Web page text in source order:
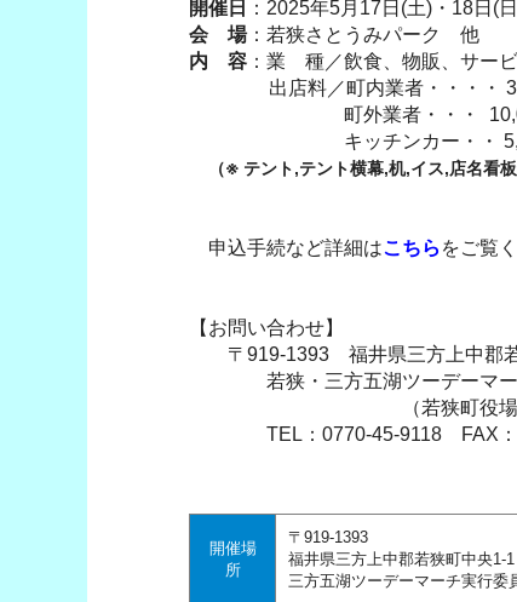
開催日
：2025年5月17日(土)・18日(
会 場：若狭さとうみパーク 他
内 容 ：業 種／飲食、物販、サー
出店料／町内業者・・・・
町外業者・・・
キッチンカー・・
（※ テント,テント横幕,机,イス,店名看
申込手続など詳細はこちら をご覧
【お問い合わせ】
〒919-1393 福井県三方上中郡若
若狭・三方五湖ツーデーマー
（若狭町役場観光商
TEL：0770-45-9118 FAX：
開催場
所
〒919-1393
福井県三方上中郡若狭町中央1-
三方五湖ツーデーマーチ実行委